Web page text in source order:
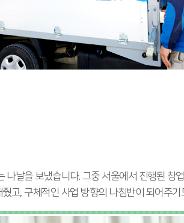
나날을 보냈습니다. 그중 서울에서 진행된 창
고, 구체적인 사업 방향의 나침반이 되어주